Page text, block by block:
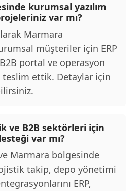
kurumsal yazılım
var mı?
Marmara
müşteriler için ERP
portal ve operasyon
ettik. Detaylar için
ve B2B sektörleri için
var mı?
Marmara bölgesinde
takip, depo yönetimi
ERP,